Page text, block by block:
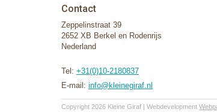
Contact
Zeppelinstraat 39
2652 XB Berkel en Rodenrijs
Nederland
Tel: +31(0)10-2180837
E-mail: info@kleinegiraf.nl
Copyright 2026 Kleine Giraf | Webdevelopment